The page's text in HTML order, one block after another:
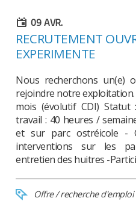
09 AVR.
RECRUTEMENT
EXPERIMENTE
Nous recherchons un(e)
rejoindre notre
mois (évolutif CDI)
travail : 40 heures /
et sur parc ostréicole -
interventions sur les
entretien des huitres -
Offre / recherche d'emploi